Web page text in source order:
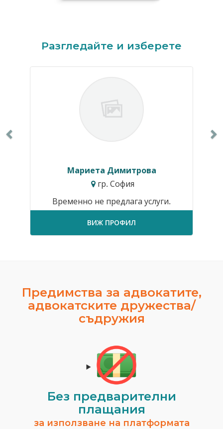
Разгледайте и изберете
Мариета Димитрова
гр. София
Временно не предлага услуги.
ВИЖ ПРОФИЛ
Предимства за адвокатите,
адвокатските дружества/
съдружия
Без предварителни
плащания
за използване на платформата